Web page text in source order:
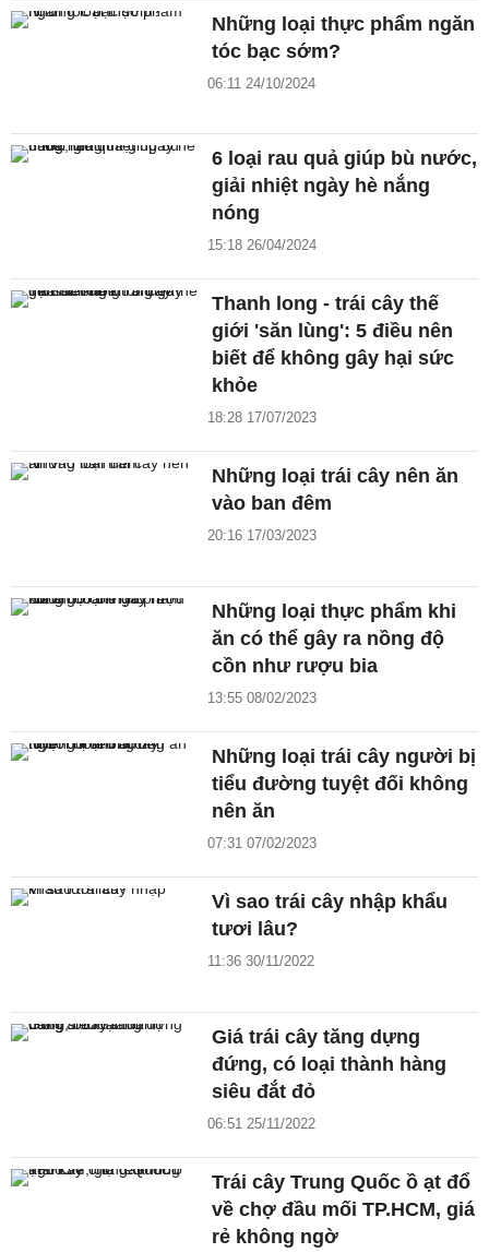
Những loại thực phẩm ngăn
tóc bạc sớm?
06:11 24/10/2024
6 loại rau quả giúp bù nước,
giải nhiệt ngày hè nắng
nóng
15:18 26/04/2024
Thanh long - trái cây thế
giới 'săn lùng': 5 điều nên
biết để không gây hại sức
khỏe
18:28 17/07/2023
Những loại trái cây nên ăn
vào ban đêm
20:16 17/03/2023
Những loại thực phẩm khi
ăn có thể gây ra nồng độ
cồn như rượu bia
13:55 08/02/2023
Những loại trái cây người bị
tiểu đường tuyệt đối không
nên ăn
07:31 07/02/2023
Vì sao trái cây nhập khẩu
tươi lâu?
11:36 30/11/2022
Giá trái cây tăng dựng
đứng, có loại thành hàng
siêu đắt đỏ
06:51 25/11/2022
Trái cây Trung Quốc ồ ạt đổ
về chợ đầu mối TP.HCM, giá
rẻ không ngờ